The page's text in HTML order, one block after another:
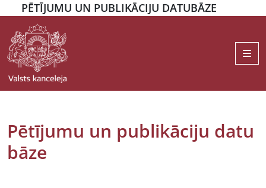
PĒTĪJUMU UN PUBLIKĀCIJU DATUBĀZE
Pētījumu un publikāciju datu
bāze